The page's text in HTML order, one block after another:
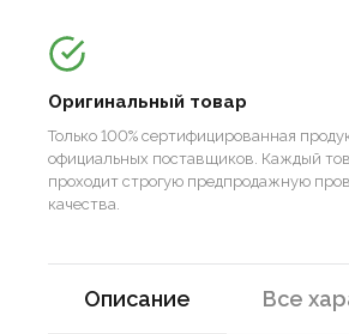
Оригинальный товар
Только 100% сертифицированная
официальных поставщиков. Каждый
проходит строгую предпродажную
качества.
Описание Все